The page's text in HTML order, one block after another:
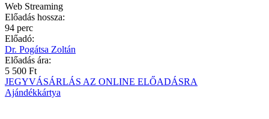
Web Streaming
Előadás hossza:
94 perc
Előadó:
Dr. Pogátsa Zoltán
Előadás ára:
5 500 Ft
JEGYVÁSÁRLÁS AZ ONLINE ELŐADÁSRA
Ajándékkártya